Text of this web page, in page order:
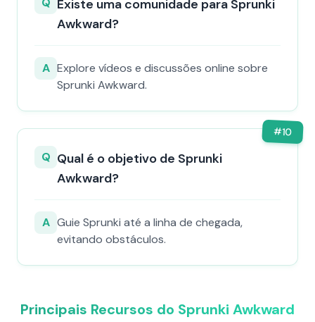
Existe uma comunidade para Sprunki
Awkward?
A Explore vídeos e discussões online sobre
Sprunki Awkward.
#10
Q Qual é o objetivo de Sprunki
Awkward?
A Guie Sprunki até a linha de chegada,
evitando obstáculos.
Principais Recursos do Sprunki Awkward